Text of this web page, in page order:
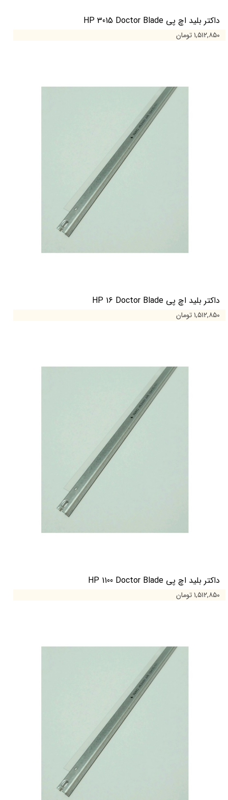
داکتر بلید اچ پی HP 3015 Doctor Blade
۱,۵۱۲,۸۵۰ تومان
داکتر بلید اچ پی HP 16 Doctor Blade
۱,۵۱۲,۸۵۰ تومان
داکتر بلید اچ پی HP 1100 Doctor Blade
۱,۵۱۲,۸۵۰ تومان